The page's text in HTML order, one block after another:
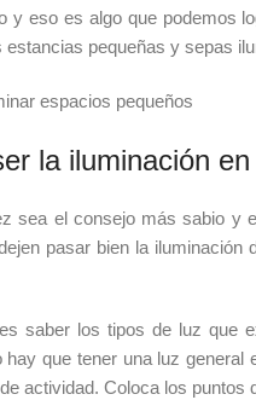
y eso es algo que podemos
estancias pequeñas y sepas
la iluminación
sea el consejo más sabio y
pasar bien la
saber los tipos de luz que
hay que tener una luz
actividad. Coloca los